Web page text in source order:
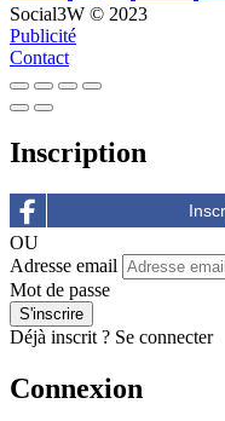
Social3W © 2023
Publicité
Contact
Inscription
OU
Adresse email
Mot de passe
Déjà inscrit ? Se connecter
Connexion